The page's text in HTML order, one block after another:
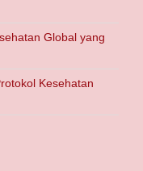
Global yang
Kesehatan